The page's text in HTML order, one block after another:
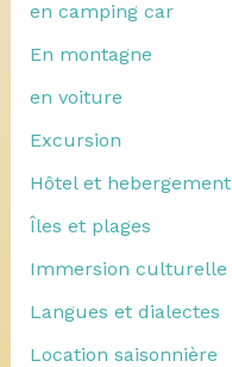
en camping car
En montagne
en voiture
Excursion
Hôtel et hebergement
Îles et plages
Immersion culturelle
Langues et dialectes
Location saisonnière